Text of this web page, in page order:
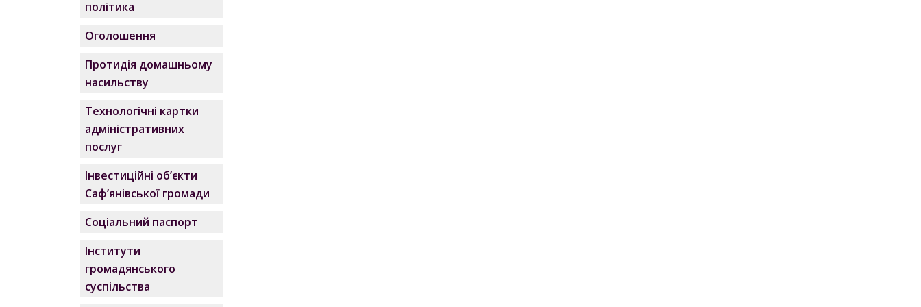
політика
Оголошення
Протидія домашньому
насильству
Технологічні картки
адміністративних
послуг
Інвестиційні об’єкти
Саф’янівської громади
Соціальний паспорт
Інститути
громадянського
суспільства